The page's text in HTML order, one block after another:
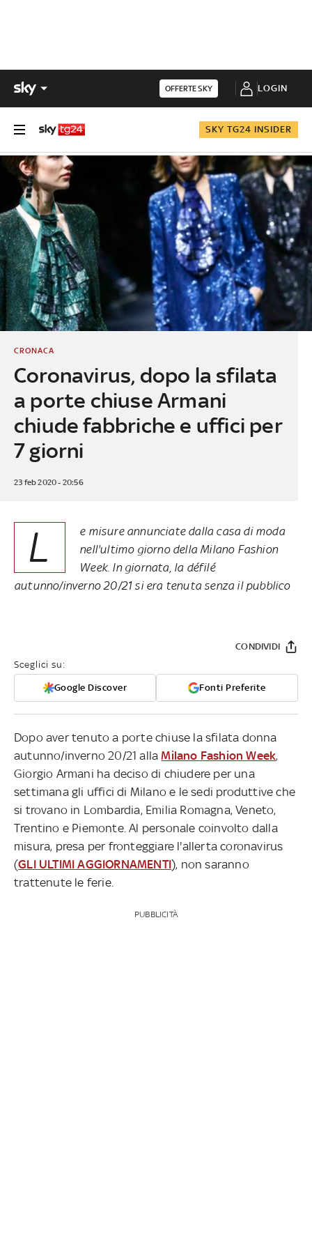
OFFERTE SKY LOGIN
SKY TG24 INSIDER
Coronavirus, dopo la sfilata
a porte chiuse Armani
chiude fabbriche e uffici per
7 giorni
CRONACA
23 feb 2020 - 20:56
L
e misure annunciate dalla casa di moda
nell'ultimo giorno della Milano Fashion
Week. In giornata, la défilé
autunno/inverno 20/21 si era tenuta senza il pubblico
Sceglici su:
Google Discover Fonti Preferite
CONDIVIDI
Dopo aver tenuto a porte chiuse la sfilata donna
autunno/inverno 20/21 allaMilano Fashion Week,
Giorgio Armani ha deciso di chiudere per una
settimana gli uffici di Milano e le sedi produttive che
si trovano in Lombardia, Emilia Romagna, Veneto,
Trentino e Piemonte. Al personale coinvolto dalla
misura, presa per fronteggiare l'allerta coronavirus
(GLI ULTIMI AGGIORNAMENTI), non saranno
trattenute le ferie.
PUBBLICITÀ